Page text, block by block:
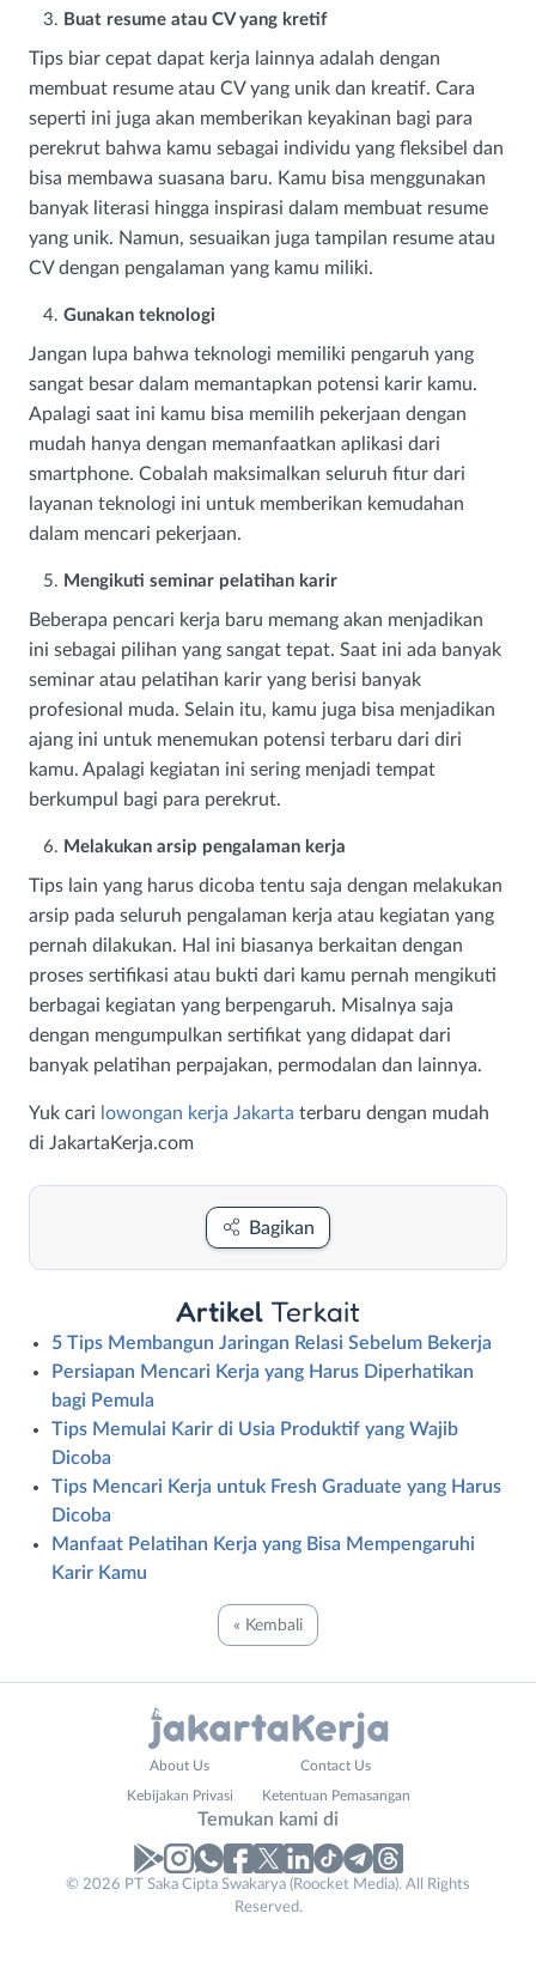
Buat resume atau CV yang kretif
Tips biar cepat dapat kerja lainnya adalah dengan
membuat resume atau CV yang unik dan kreatif. Cara
seperti ini juga akan memberikan keyakinan bagi para
perekrut bahwa kamu sebagai individu yang fleksibel dan
bisa membawa suasana baru. Kamu bisa menggunakan
banyak literasi hingga inspirasi dalam membuat resume
yang unik. Namun, sesuaikan juga tampilan resume atau
CV dengan pengalaman yang kamu miliki.
Gunakan teknologi
Jangan lupa bahwa teknologi memiliki pengaruh yang
sangat besar dalam memantapkan potensi karir kamu.
Apalagi saat ini kamu bisa memilih pekerjaan dengan
mudah hanya dengan memanfaatkan aplikasi dari
smartphone. Cobalah maksimalkan seluruh fitur dari
layanan teknologi ini untuk memberikan kemudahan
dalam mencari pekerjaan.
Mengikuti seminar pelatihan karir
Beberapa pencari kerja baru memang akan menjadikan
ini sebagai pilihan yang sangat tepat. Saat ini ada banyak
seminar atau pelatihan karir yang berisi banyak
profesional muda. Selain itu, kamu juga bisa menjadikan
ajang ini untuk menemukan potensi terbaru dari diri
kamu. Apalagi kegiatan ini sering menjadi tempat
berkumpul bagi para perekrut.
Melakukan arsip pengalaman kerja
Tips lain yang harus dicoba tentu saja dengan melakukan
arsip pada seluruh pengalaman kerja atau kegiatan yang
pernah dilakukan. Hal ini biasanya berkaitan dengan
proses sertifikasi atau bukti dari kamu pernah mengikuti
berbagai kegiatan yang berpengaruh. Misalnya saja
dengan mengumpulkan sertifikat yang didapat dari
banyak pelatihan perpajakan, permodalan dan lainnya.
Yuk cari lowongan kerja Jakarta terbaru dengan mudah
di JakartaKerja.com
Bagikan
Artikel Terkait
5 Tips Membangun Jaringan Relasi Sebelum Bekerja
Persiapan Mencari Kerja yang Harus Diperhatikan
bagi Pemula
Tips Memulai Karir di Usia Produktif yang Wajib
Dicoba
Tips Mencari Kerja untuk Fresh Graduate yang Harus
Dicoba
Manfaat Pelatihan Kerja yang Bisa Mempengaruhi
Karir Kamu
« Kembali
About Us Contact Us
Kebijakan Privasi Ketentuan Pemasangan
Temukan kami di
© 2026 PT Saka Cipta Swakarya (Roocket Media). All Rights
Reserved.